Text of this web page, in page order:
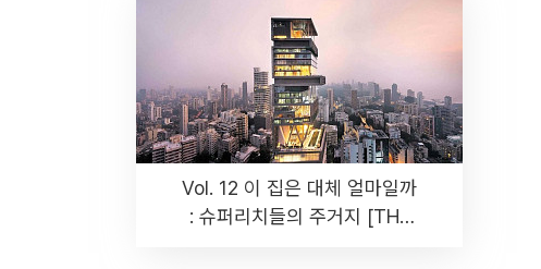
Vol. 12 이 집은 대체 얼마일까
: 슈퍼리치들의 주거지 [THE